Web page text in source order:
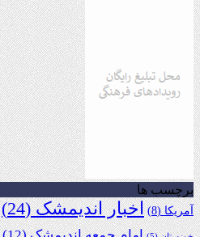
برچسب ها
آمریکا(8) اخبار اندیمشک(24)